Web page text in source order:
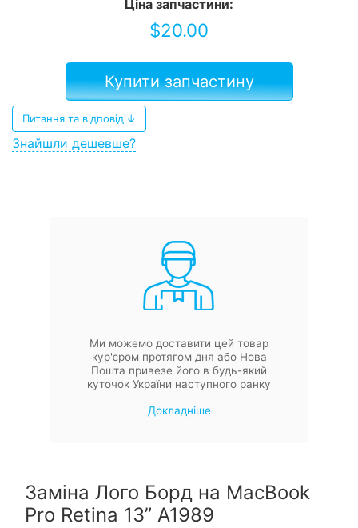
Ціна запчастини:
$20.00
Купити запчастину
Питання та відповіді↓
Знайшли дешевше?
Ми можемо доставити цей товар
кур'єром протягом дня або Нова
Пошта привезе його в будь-який
куточок України наступного ранку
Докладніше
Заміна Лого Борд на MacBook
Pro Retina 13” A1989